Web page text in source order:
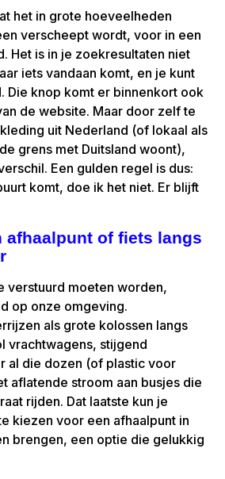
het in grote hoeveelheden
verscheept wordt, voor in een
Het is in je zoekresultaten niet
iets vandaan komt, en je kunt
Die knop komt er binnenkort ook
de website. Maar door zelf te
uit Nederland (of lokaal als
grens met Duitsland woont),
Een gulden regel is dus:
komt, doe ik het niet. Er blijft
afhaalpunt of fiets langs
verstuurd moeten worden,
op onze omgeving.
als grote kolossen langs
vrachtwagens, stijgend
al die dozen (of plastic voor
aflatende stroom aan busjes die
rijden. Dat laatste kun je
kiezen voor een afhaalpunt in
brengen, een optie die gelukkig